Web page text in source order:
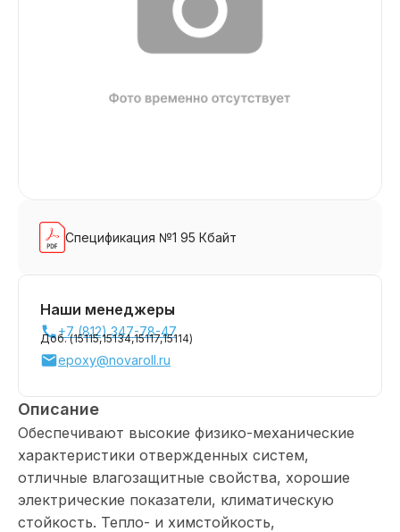
Спецификация №1 95 Кбайт
Наши менеджеры
+7 (812) 347-78-47
Доб. (15115,15134,15117,15114)
epoxy@novaroll.ru
Описание
Обеспечивают высокие физико-механические
характеристики отвержденных систем,
отличные влагозащитные свойства, хорошие
электрические показатели, климатическую
стойкость. Тепло- и химстойкость,